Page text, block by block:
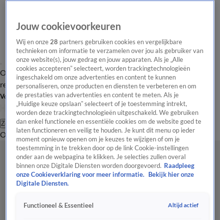
Overzicht Laatste nieuws Regionieuws Het beste van Hart
Tip de
redactie
Volg Hart van Nederland
Zoeken
OverzichtRegioUitzendingenWeerTip de redactiePanelVideo's
Jouw cookievoorkeuren
Wij en onze28 partners gebruiken cookies en vergelijkbare
technieken om informatie te verzamelen over jou als gebruiker van
onze website(s), jouw gedrag en jouw apparaten. Als je „Alle
cookies accepteren” selecteert, worden trackingtechnologieën
ingeschakeld om onze advertenties en content te kunnen
personaliseren, onze producten en diensten te verbeteren en om
de prestaties van advertenties en content te meten. Als je
„Huidige keuze opslaan” selecteert of je toestemming intrekt,
worden deze trackingtechnologieën uitgeschakeld. We gebruiken
dan enkel functionele en essentiële cookies om de website goed te
laten functioneren en veilig te houden. Je kunt dit menu op ieder
moment opnieuw openen om je keuzes te wijzigen of om je
toestemming in te trekken door op de link Cookie-instellingen
onder aan de webpagina te klikken. Je selecties zullen overal
binnen onze Digitale Diensten worden doorgevoerd. Raadpleeg
onze Cookieverklaring voor meer informatie.
Bekijk hier onze
Digitale Diensten.
Functioneel & Essentieel Altijd actief